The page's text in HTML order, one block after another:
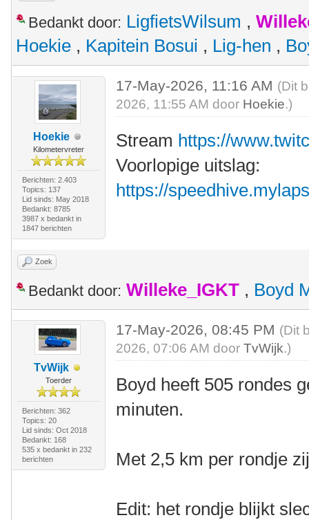
Bedankt door: LigfietsWilsum ,
Hoekie , Kapitein Bosui , Lig-hen ,
Hoekie
Kilometervreter
Berichten: 2.403
Topics: 137
Lid sinds: May 2018
Bedankt: 8785
3987 x bedankt in
1847 berichten
17-May-2026, 11:16 AM (Dit
2026, 11:55 AM door Hoekie.)
Stream https://
Voorlopige uitslag:
https://
Zoek
Bedankt door: Willeke_IGKT , Boyd
TvWijk
Toerder
Berichten: 362
Topics: 20
Lid sinds: Oct 2018
Bedankt: 168
535 x bedankt in 232
berichten
17-May-2026, 08:45 PM (Dit
2026, 07:06 AM doorTvWijk.)
Boyd heeft 505 rondes
minuten.
Met 2,5 km per rondje
Edit: het rondje blijkt